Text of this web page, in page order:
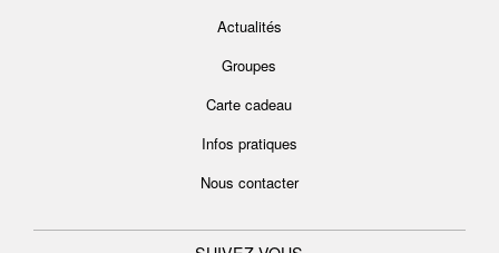
Actualités
Groupes
Carte cadeau
Infos pratiques
Nous contacter